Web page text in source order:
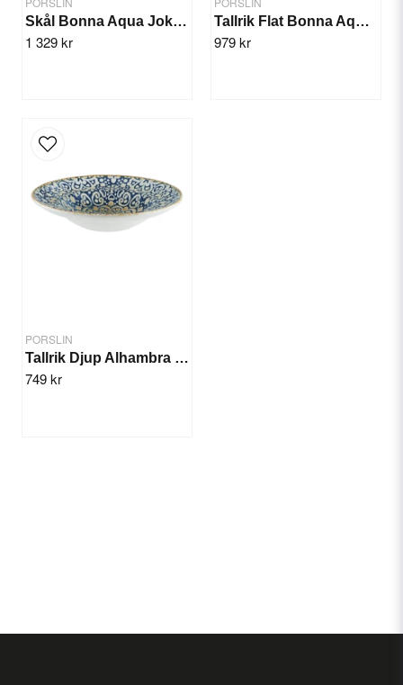
Skål Bonna Aqua Joker 14cm/12st
1 329 kr
Tallrik Flat Bonna Aqua 30cm/6st
979 kr
PORSLIN
Tallrik Djup Alhambra 27cm/6st
749 kr